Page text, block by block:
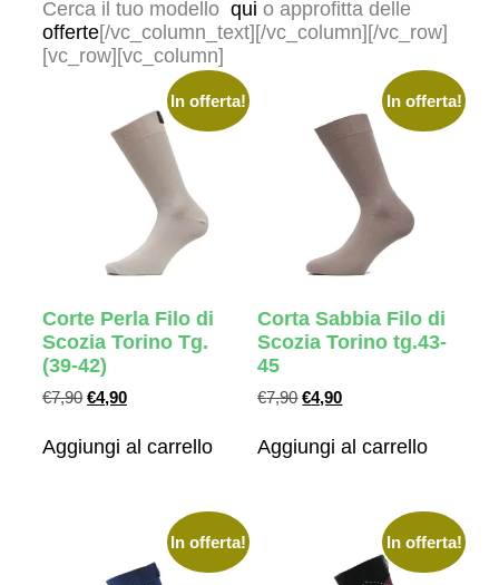
Cerca il tuo modello qui o approfitta delle
offerte[/vc_column_text][/vc_column][/vc_row]
[vc_row][vc_column]
In offerta!
Corte Perla Filo di
Scozia Torino Tg.
(39-42)
€7,90 €4,90
Aggiungi al carrello
In offerta!
Corta Sabbia Filo di
Scozia Torino tg.43-
45
€7,90 €4,90
Aggiungi al carrello
In offerta! In offerta!